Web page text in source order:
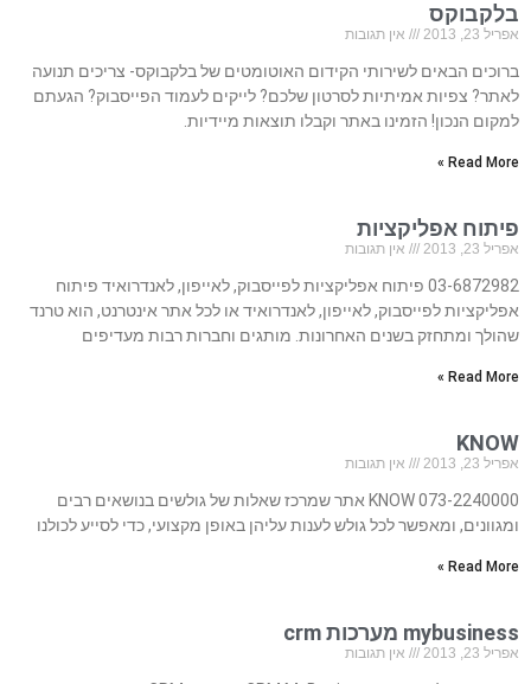
בלקבוקס
אפריל 23, 2013 אין תגובות
ברוכים הבאים לשירותי הקידום האוטומטים של בלקבוקס- צריכים תנועה
לאתר? צפיות אמיתיות לסרטון שלכם? לייקים לעמוד הפייסבוק? הגעתם
למקום הנכון! הזמינו באתר וקבלו תוצאות מיידיות.
Read More »
פיתוח אפליקציות
אפריל 23, 2013 אין תגובות
03-6872982 פיתוח אפליקציות לפייסבוק, לאייפון, לאנדרואיד פיתוח
אפליקציות לפייסבוק, לאייפון, לאנדרואיד או לכל אתר אינטרנט, הוא טרנד
שהולך ומתחזק בשנים האחרונות. מותגים וחברות רבות מעדיפים
Read More »
KNOW
אפריל 23, 2013 אין תגובות
073-2240000 KNOW אתר שמרכז שאלות של גולשים בנושאים רבים
ומגוונים, ומאפשר לכל גולש לענות עליהן באופן מקצועי, כדי לסייע לכולנו
Read More »
mybusiness מערכות crm
אפריל 23, 2013 אין תגובות